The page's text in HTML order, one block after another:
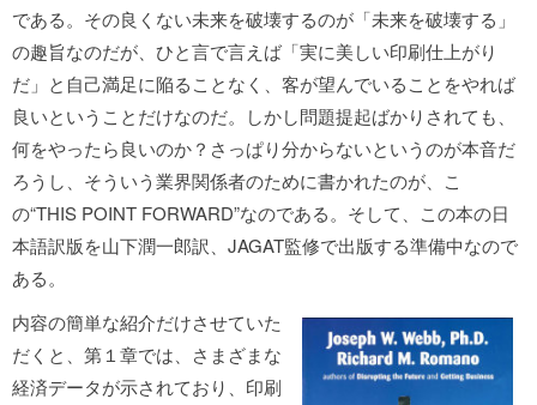
である。その良くない未来を破壊するのが「未来を破壊する」
の趣旨なのだが、ひと言で言えば「実に美しい印刷仕上がり
だ」と自己満足に陥ることなく、客が望んでいることをやれば
良いということだけなのだ。しかし問題提起ばかりされても、
何をやったら良いのか？さっぱり分からないというのが本音だ
ろうし、そういう業界関係者のために書かれたのが、こ
の“THIS POINT FORWARD”なのである。そして、この本の日
本語訳版を山下潤一郎訳、JAGAT監修で出版する準備中なので
ある。
内容の簡単な紹介だけさせていた
だくと、第１章では、さまざまな
経済データが示されており、印刷